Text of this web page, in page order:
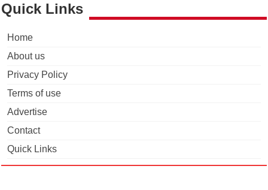
Quick Links
Home
About us
Privacy Policy
Terms of use
Advertise
Contact
Quick Links